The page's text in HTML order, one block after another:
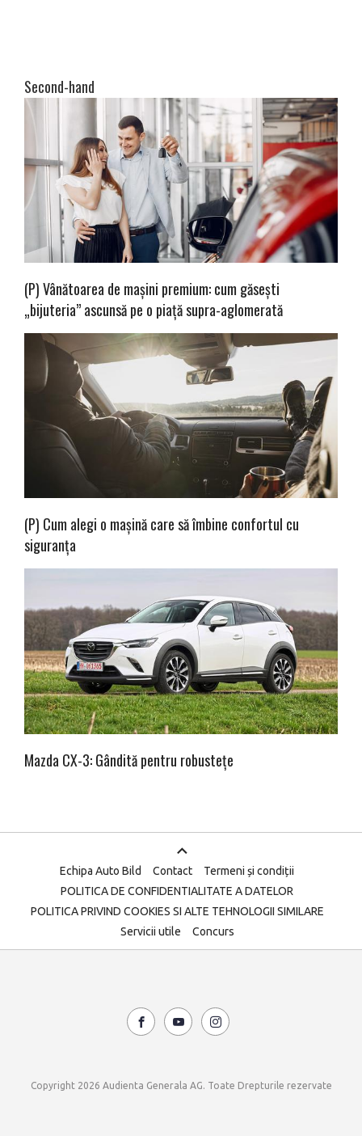
Second-hand
(P) Vânătoarea de mașini premium: cum găsești
„bijuteria” ascunsă pe o piață supra-aglomerată
(P) Cum alegi o mașină care să îmbine confortul cu
siguranța
Mazda CX-3: Gândită pentru robustețe
Echipa Auto Bild Contact
Termeni și condiții
POLITICA DE CONFIDENTIALITATE A DATELOR
POLITICA PRIVIND COOKIES SI ALTE TEHNOLOGII SIMILARE
Servicii utile
Concurs
Copyright 2026 Audienta Generala AG. Toate Drepturile rezervate